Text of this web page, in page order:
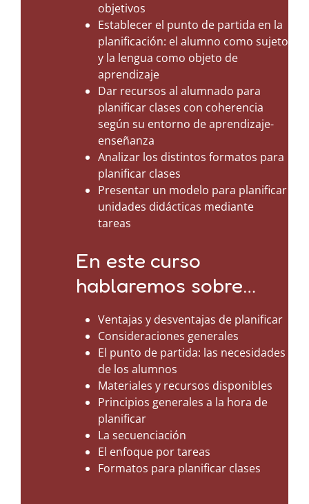
objetivos
Establecer el punto de partida en la
planificación: el alumno como sujeto
y la lengua como objeto de
aprendizaje
Dar recursos al alumnado para
planificar clases con coherencia
según su entorno de aprendizaje-
enseñanza
Analizar los distintos formatos para
planificar clases
Presentar un modelo para planificar
unidades didácticas mediante
tareas
En este curso
hablaremos sobre…
Ventajas y desventajas de planificar
Consideraciones generales
El punto de partida: las necesidades
de los alumnos
Materiales y recursos disponibles
Principios generales a la hora de
planificar
La secuenciación
El enfoque por tareas
Formatos para planificar clases